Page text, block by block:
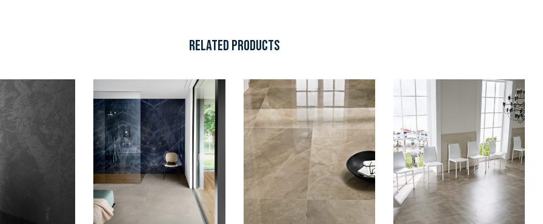
RELATED PRODUCTS